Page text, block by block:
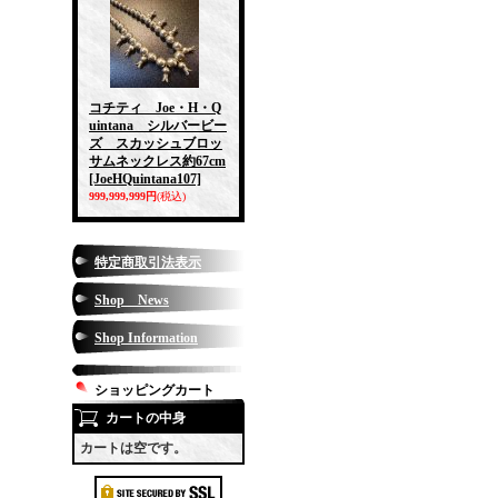
コチティ Joe・H・Q
uintana シルバービー
ズ スカッシュブロッ
サムネックレス約67cm
[JoeHQuintana107]
999,999,999円(税込)
特定商取引法表示
Shop News
Shop Information
ショッピングカート
カートの中身
カートは空です。